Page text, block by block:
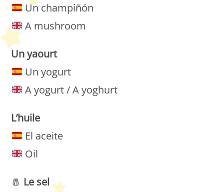
Un champiñón
A mushroom
Un yaourt
Un yogurt
A yogurt / A yoghurt
L’huile
El aceite
Oil
🧂 Le sel